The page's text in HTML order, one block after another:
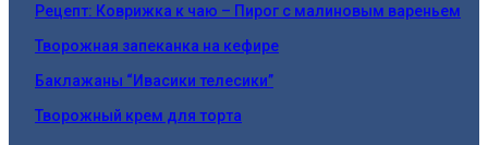
Рецепт: Коврижка к чаю – Пирог с малиновым вареньем
Творожная запеканка на кефире
Баклажаны “Ивасики телесики”
Творожный крем для торта